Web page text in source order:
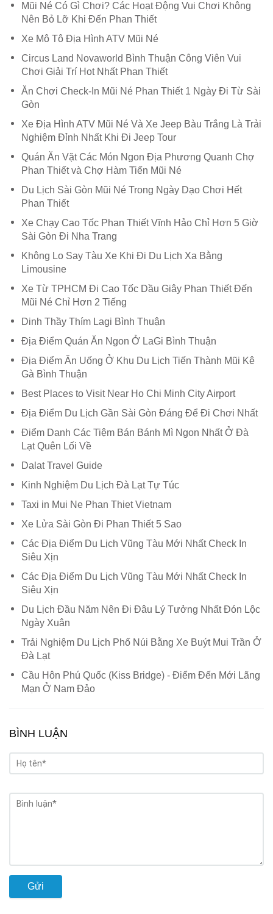
Mũi Né Có Gì Chơi? Các Hoạt Động Vui Chơi Không
Nên Bỏ Lỡ Khi Đến Phan Thiết
Xe Mô Tô Địa Hình ATV Mũi Né
Circus Land Novaworld Bình Thuận Công Viên Vui
Chơi Giải Trí Hot Nhất Phan Thiết
Ăn Chơi Check-In Mũi Né Phan Thiết 1 Ngày Đi Từ Sài
Gòn
Xe Địa Hình ATV Mũi Né Và Xe Jeep Bàu Trắng Là Trải
Nghiệm Đỉnh Nhất Khi Đi Jeep Tour
Quán Ăn Vặt Các Món Ngon Địa Phương Quanh Chợ
Phan Thiết và Chợ Hàm Tiến Mũi Né
Du Lịch Sài Gòn Mũi Né Trong Ngày Dạo Chơi Hết
Phan Thiết
Xe Chạy Cao Tốc Phan Thiết Vĩnh Hảo Chỉ Hơn 5 Giờ
Sài Gòn Đi Nha Trang
Không Lo Say Tàu Xe Khi Đi Du Lịch Xa Bằng
Limousine
Xe Từ TPHCM Đi Cao Tốc Dầu Giây Phan Thiết Đến
Mũi Né Chỉ Hơn 2 Tiếng
Dinh Thầy Thím Lagi Bình Thuận
Địa Điểm Quán Ăn Ngon Ở LaGi Bình Thuận
Địa Điểm Ăn Uống Ở Khu Du Lịch Tiến Thành Mũi Kê
Gà Bình Thuận
Best Places to Visit Near Ho Chi Minh City Airport
Địa Điểm Du Lịch Gần Sài Gòn Đáng Để Đi Chơi Nhất
Điểm Danh Các Tiệm Bán Bánh Mì Ngon Nhất Ở Đà
Lạt Quên Lối Về
Dalat Travel Guide
Kinh Nghiệm Du Lịch Đà Lạt Tự Túc
Taxi in Mui Ne Phan Thiet Vietnam
Xe Lửa Sài Gòn Đi Phan Thiết 5 Sao
Các Địa Điểm Du Lịch Vũng Tàu Mới Nhất Check In
Siêu Xịn
Các Địa Điểm Du Lịch Vũng Tàu Mới Nhất Check In
Siêu Xịn
Du Lịch Đầu Năm Nên Đi Đâu Lý Tưởng Nhất Đón Lộc
Ngày Xuân
Trải Nghiệm Du Lịch Phố Núi Bằng Xe Buýt Mui Trần Ở
Đà Lạt
Cầu Hôn Phú Quốc (Kiss Bridge) - Điểm Đến Mới Lãng
Mạn Ở Nam Đảo
BÌNH LUẬN
Gửi